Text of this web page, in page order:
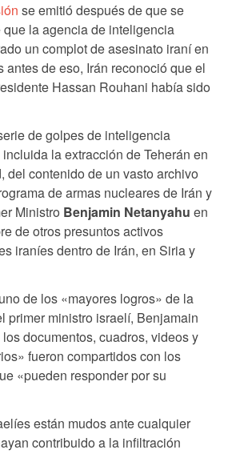
se emitió después de que se
la agencia de inteligencia
un complot de asesinato iraní en
antes de eso, Irán reconoció que el
Hassan Rouhani había sido
de golpes de inteligencia
la extracción de Teherán en
del contenido de un vasto archivo
de armas nucleares de Irán y
Ministro Benjamin Netanyahu en
de otros presuntos activos
iraníes dentro de Irán, en Siria y
de los «mayores logros» de la
primer ministro israelí, Benjamain
documentos, cuadros, videos y
fueron compartidos con los
«pueden responder por su
están mudos ante cualquier
contribuido a la infiltración